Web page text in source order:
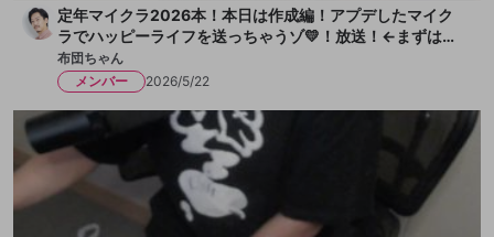
定年マイクラ2026本！本日は作成編！アプデしたマイク
ラでハッピーライフを送っちゃうゾ💛！放送！←まずは水
を一献、そして枇杷ゼリーをちびっと
布団ちゃん
メンバー
2026/5/22